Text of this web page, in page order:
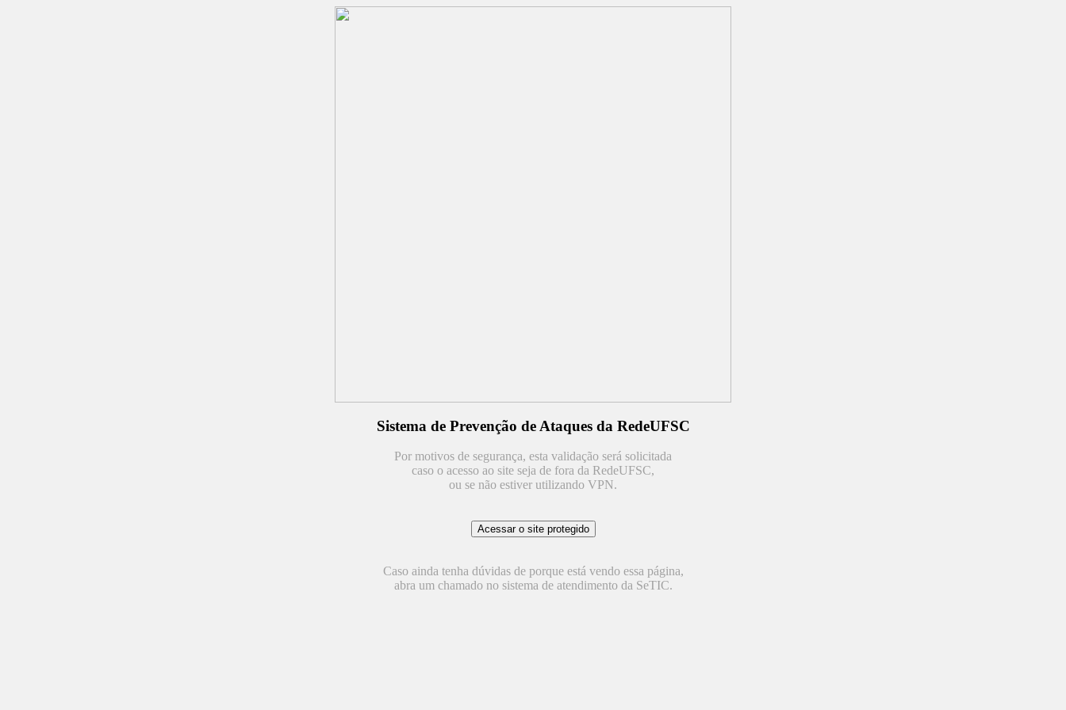
Sistema de Prevenção de Ataques da RedeUFSC
Por motivos de segurança, esta validação será solicitada
caso o acesso ao site seja de fora da RedeUFSC,
ou se não estiver utilizando VPN.
Caso ainda tenha dúvidas de porque está vendo essa página,
abra um chamado no sistema de atendimento da SeTIC.